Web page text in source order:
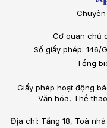
Cơ quan chủ
Số giấy phép: 146/
Tổng
Giấy phép hoạt động
Văn hóa, Thể
Địa chỉ: Tầng 18, Toà